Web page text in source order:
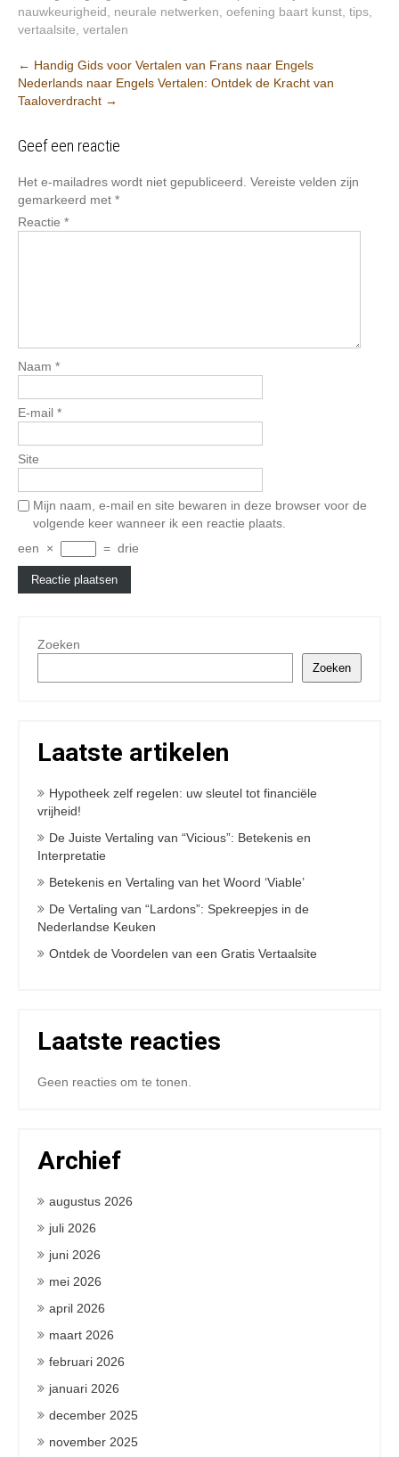
nauwkeurigheid
neurale netwerken oefening baart kunst tips
vertaalsite vertalen
Berichtnavigatie
← Handig Gids voor Vertalen van Frans naar Engels
Nederlands naar Engels Vertalen: Ontdek de Kracht van
Taaloverdracht →
Geef een reactie
Het e-mailadres wordt niet gepubliceerd. Vereiste velden zijn
gemarkeerd met *
Reactie *
Naam *
E-mail *
Site
Mijn naam, e-mail en site bewaren in deze browser voor de
volgende keer wanneer ik een reactie plaats.
een
× = drie
Zoeken
Zoeken
Laatste artikelen
Hypotheek zelf regelen: uw sleutel tot financiële
vrijheid!
De Juiste Vertaling van “Vicious”: Betekenis en
Interpretatie
Betekenis en Vertaling van het Woord ‘Viable’
De Vertaling van “Lardons”: Spekreepjes in de
Nederlandse Keuken
Ontdek de Voordelen van een Gratis Vertaalsite
Laatste reacties
Geen reacties om te tonen.
Archief
augustus 2026
juli 2026
juni 2026
mei 2026
april 2026
maart 2026
februari 2026
januari 2026
december 2025
november 2025